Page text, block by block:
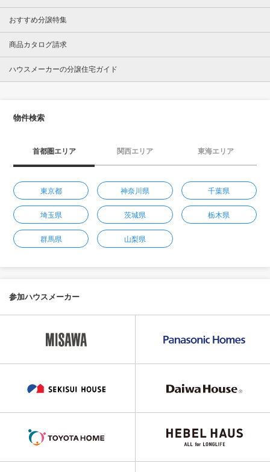
おすすめ分譲特集
商品カタログ請求
ハウスメーカーの分譲住宅ガイド
物件検索
首都圏エリア 関西エリア 東海エリア
東京都 神奈川県 千葉県
埼玉県 茨城県 栃木県
群馬県 山梨県
参加ハウスメーカー